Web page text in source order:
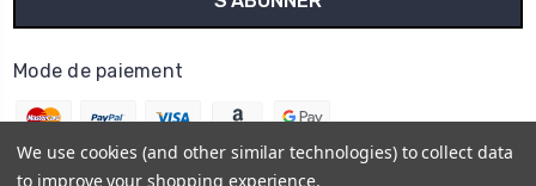
Mode de paiement
We use cookies (and other similar technologies) to collect data
to improve your shopping experience.